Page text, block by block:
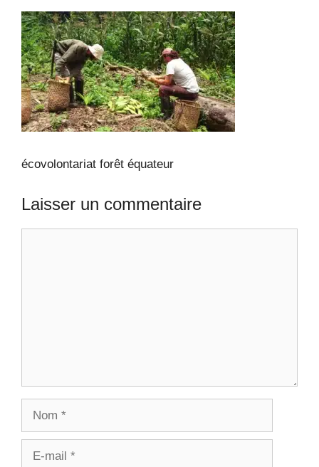
écovolontariat forêt équateur
Laisser un commentaire